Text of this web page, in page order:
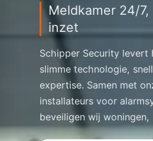
Meldkamer 24/
inzet
Schipper Security levert
slimme technologie,
expertise. Samen met
installateurs voor
beveiligen wij